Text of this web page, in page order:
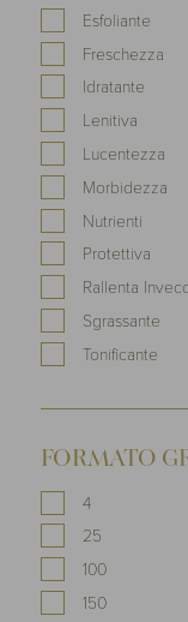
Esfoliante
Freschezza
Idratante
Lenitiva
Lucentezza
Morbidezza
Nutrienti
Protettiva
Rallenta
Sgrassante
Tonificante
FORMATO
4
25
100
150